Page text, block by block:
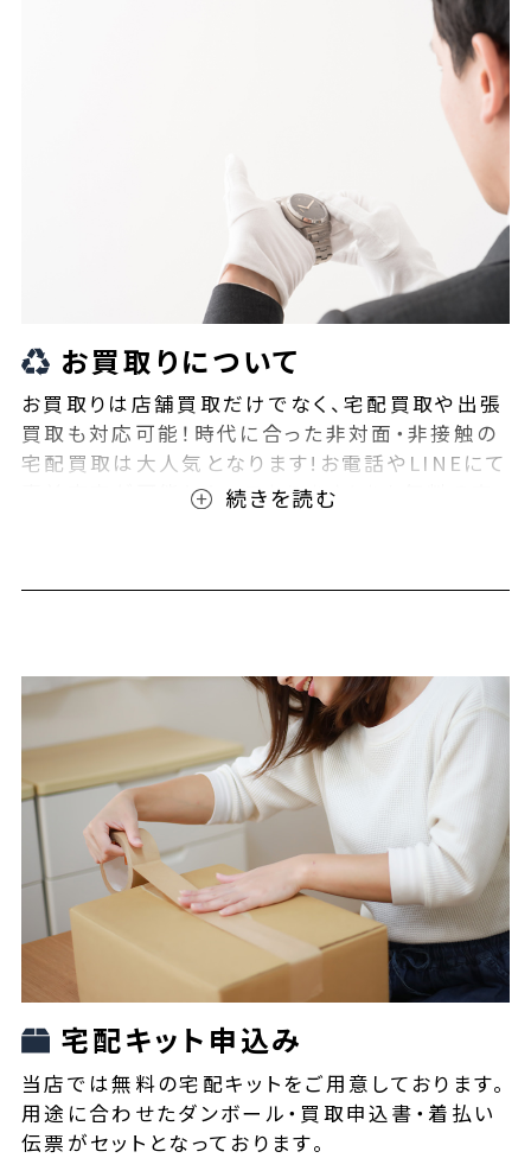
お買取りについて
お買取りは店舗買取だけでなく、宅配買取や出張
買取も対応可能！時代に合った非対面・非接触の
宅配買取は大人気となります!お電話やLINEにて
事前査定が可能となっております！また無料の宅
宅配キット申込み
当店では無料の宅配キットをご用意しております。
用途に合わせたダンボール・買取申込書・着払い
伝票がセットとなっております。